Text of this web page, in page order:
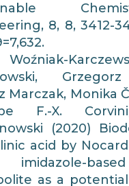
8, 8, 3412-
Woźniak-
Marczak, Monika
F.-X.
(2020)
acid by
imidazole-
as a